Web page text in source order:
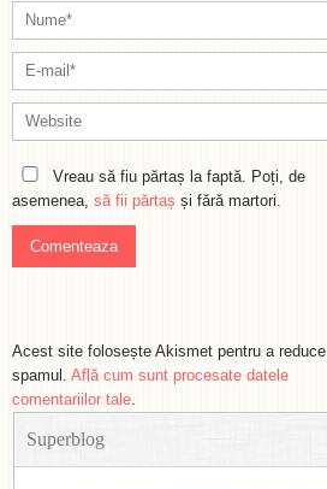
Vreau să fiu părtaș la faptă. Poți, de
asemenea, să fii părtaș și fără martori.
Acest site folosește Akismet pentru a reduce
spamul. Află cum sunt procesate datele
comentariilor tale.
Superblog